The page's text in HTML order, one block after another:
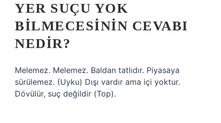
YER SUÇU YOK
BILMECESININ CEVABI
NEDIR?
Melemez. Melemez. Baldan tatlıdır. Piyasaya
sürülemez. (Uyku) Dışı vardır ama içi yoktur.
Dövülür, suç değildir (Top).